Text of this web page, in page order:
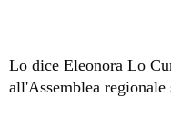
Lo dice Eleonora Lo
all'Assemblea